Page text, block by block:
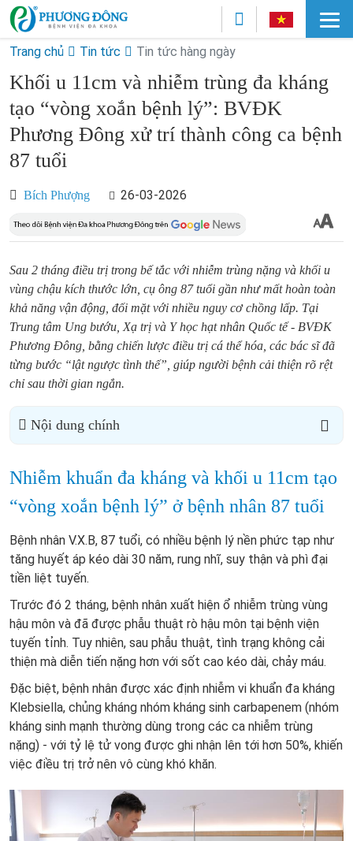
Trang chủ Tin tức Tin tức hàng ngày
Khối u 11cm và nhiễm trùng đa kháng
tạo “vòng xoắn bệnh lý”: BVĐK
Phương Đông xử trí thành công ca bệnh
87 tuổi
Bích Phượng 26-03-2026
Sau 2 tháng điều trị trong bế tắc với nhiễm trùng nặng và khối u
vùng chậu kích thước lớn, cụ ông 87 tuổi gần như mất hoàn toàn
khả năng vận động, đối mặt với nhiều nguy cơ chồng lấp. Tại
Trung tâm Ung bướu, Xạ trị và Y học hạt nhân Quốc tế - BVĐK
Phương Đông, bằng chiến lược điều trị cá thể hóa, các bác sĩ đã
từng bước “lật ngược tình thế”, giúp người bệnh cải thiện rõ rệt
chỉ sau thời gian ngắn.
Nội dung chính
Nhiễm khuẩn đa kháng và khối u 11cm tạo
“vòng xoắn bệnh lý” ở bệnh nhân 87 tuổi
Bệnh nhân V.X.B, 87 tuổi, có nhiều bệnh lý nền phức tạp như
tăng huyết áp kéo dài 30 năm, rung nhĩ, suy thận và phì đại
tiền liệt tuyến.
Trước đó 2 tháng, bệnh nhân xuất hiện ổ nhiễm trùng vùng
hậu môn và đã được phẫu thuật rò hậu môn tại bệnh viện
tuyến tỉnh. Tuy nhiên, sau phẫu thuật, tình trạng không cải
thiện mà diễn tiến nặng hơn với sốt cao kéo dài, chảy máu.
Đặc biệt, bệnh nhân được xác định nhiễm vi khuẩn đa kháng
Klebsiella, chủng kháng nhóm kháng sinh carbapenem (nhóm
kháng sinh mạnh thường dùng trong các ca nhiễm trùng
nặng) - với tỷ lệ tử vong được ghi nhận lên tới hơn 50%, khiến
việc điều trị trở nên vô cùng khó khăn.